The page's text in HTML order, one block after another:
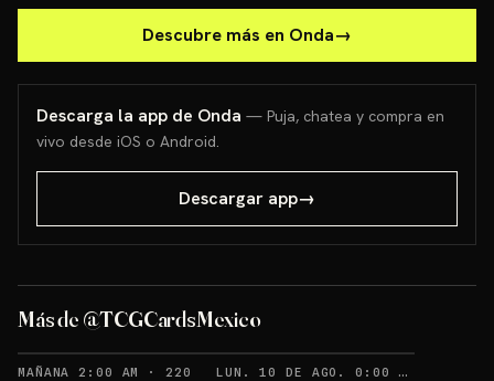
Descubre más en Onda→
Descarga la app de Onda — Puja, chatea y compra en
vivo desde iOS o Android.
Descargar app→
Más de @TCGCardsMexico
Sorteo: PIKACHU PSA 10 GRATIS→
MAÑANA 2:00 AM · 220 RECORDATORIOS LUN. 10 DE AGO. 0:00 AM